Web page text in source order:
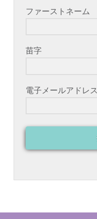
ファーストネーム
苗字
電子メールアドレス